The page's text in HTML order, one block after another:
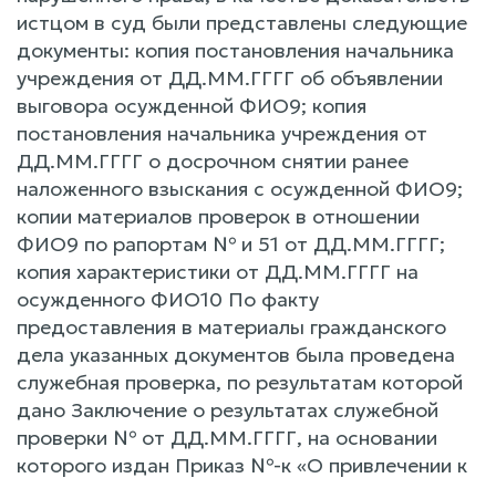
истцом в суд были представлены следующие
документы: копия постановления начальника
учреждения от ДД.ММ.ГГГГ об объявлении
выговора осужденной ФИО9; копия
постановления начальника учреждения от
ДД.ММ.ГГГГ о досрочном снятии ранее
наложенного взыскания с осужденной ФИО9;
копии материалов проверок в отношении
ФИО9 по рапортам № и 51 от ДД.ММ.ГГГГ;
копия характеристики от ДД.ММ.ГГГГ на
осужденного ФИО10 По факту
предоставления в материалы гражданского
дела указанных документов была проведена
служебная проверка, по результатам которой
дано Заключение о результатах служебной
проверки № от ДД.ММ.ГГГГ, на основании
которого издан Приказ №-к «О привлечении к